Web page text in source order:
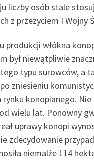
liczby osób stale
z przeżyciem I Wojny
produkcji włókna
był niewątpliwie
typu surowców, a
zniesieniu
rynku konopianego.
wielu lat. Ponowny
uprawy konopi
zdecydowanie
niemalże 114